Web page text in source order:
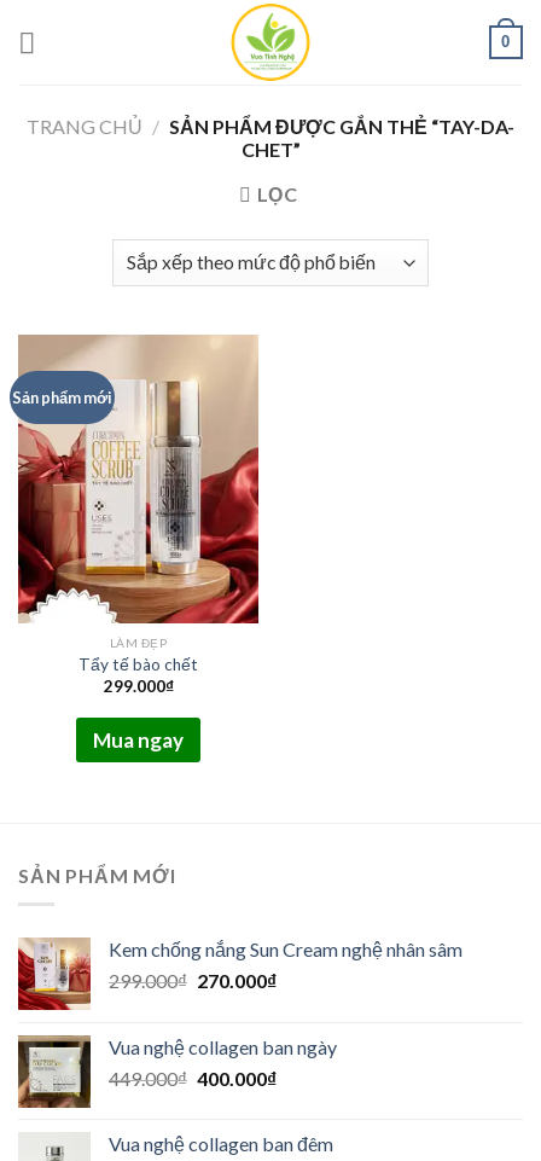
0
TRANG CHỦ / SẢN PHẨM ĐƯỢC GẮN THẺ “TAY-DA-
CHET”
LỌC
Sản phẩm mới
LÀM ĐẸP
Tẩy tế bào chết
299.000₫
Mua ngay
SẢN PHẨM MỚI
Kem chống nắng Sun Cream nghệ nhân sâm
299.000₫ Giá
299.000₫.
270.000₫Giá
là:
270.000₫.
Vua nghệ collagen ban ngày
449.000₫ Giá
449.000₫.
400.000₫Giá
là:
Vua nghệ collagen ban đêm